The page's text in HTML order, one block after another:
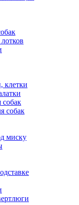
клетки
собак
миску